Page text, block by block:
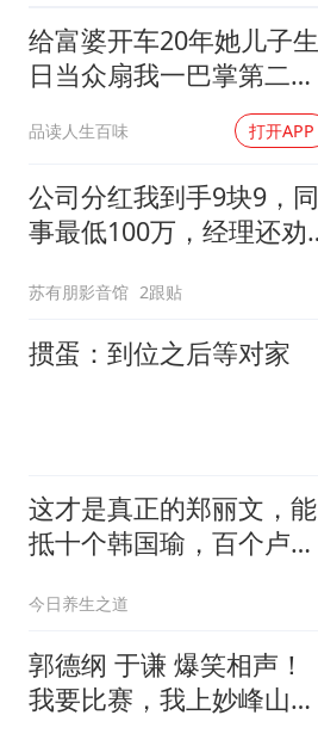
给富婆开车20年她儿子生
日当众扇我一巴掌第二天
品读人生百味 打开APP
公司分红我到手9块9，同
事最低100万，经理还劝
苏有朋影音馆 2跟贴
掼蛋：到位之后等对家
这才是真正的郑丽文，能
抵十个韩国瑜，百个卢秀
今日养生之道
郭德纲 于谦 爆笑相声！
我要比赛，我上妙峰山干